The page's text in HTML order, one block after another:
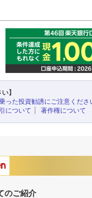
】
った投資勧誘にご注意くださ
について
著作権について
のご紹介